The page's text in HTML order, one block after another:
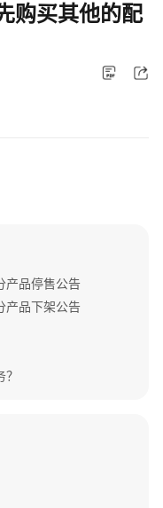
购买其他的配
产品停售公告
产品下架公告